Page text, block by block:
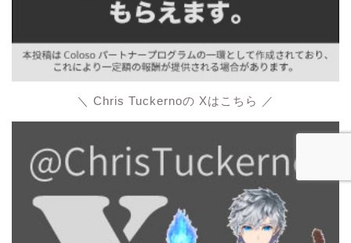
＼ Chris Tuckernoの Xはこちら ／